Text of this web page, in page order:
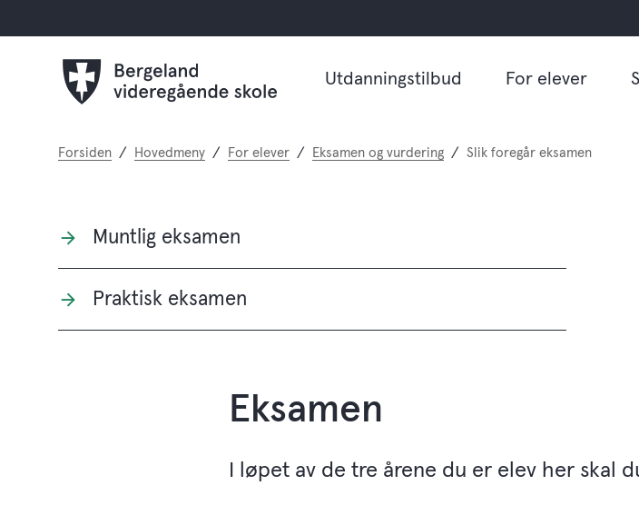
Utdanningstilbud For elever
Du
Forsiden Hovedmeny For elever Eksamen og vurdering Slik foregår eksamen
Muntlig eksamen
Praktisk eksamen
Eksamen
I løpet av de tre årene du er elev her skal